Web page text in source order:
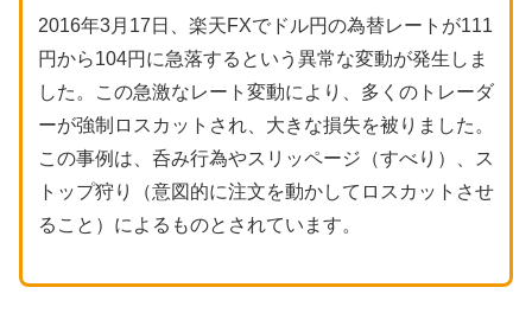
2016年3月17日、楽天FXでドル円の為替レートが111
円から104円に急落するという異常な変動が発生しま
した。この急激なレート変動により、多くのトレーダ
ーが強制ロスカットされ、大きな損失を被りました。
この事例は、呑み行為やスリッページ（すべり）、ス
トップ狩り（意図的に注文を動かしてロスカットさせ
ること）によるものとされています。